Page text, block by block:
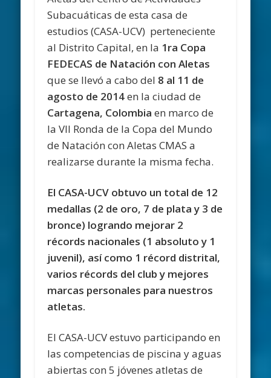
Subacuáticas de esta casa de
estudios (CASA-UCV) perteneciente
al Distrito Capital, en la 1ra Copa
FEDECAS de Natación con Aletas
que se llevó a cabo del 8 al 11 de
agosto de 2014en la ciudad de
Cartagena, Colombia en marco de
la VII Ronda de la Copa del Mundo
de Natación con Aletas CMAS a
realizarse durante la misma fecha.
El CASA-UCV obtuvo un total de 12
medallas (2 de oro, 7 de plata y 3 de
bronce) logrando mejorar 2
récords nacionales (1 absoluto y 1
juvenil), así como 1 récord distrital,
varios récords del club y mejores
marcas personales para nuestros
atletas.
El CASA-UCV estuvo participando en
las competencias de piscina y aguas
abiertas con 5 jóvenes atletas de